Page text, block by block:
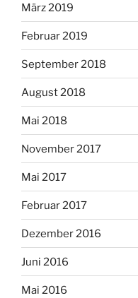
März 2019
Februar 2019
September 2018
August 2018
Mai 2018
November 2017
Mai 2017
Februar 2017
Dezember 2016
Juni 2016
Mai 2016